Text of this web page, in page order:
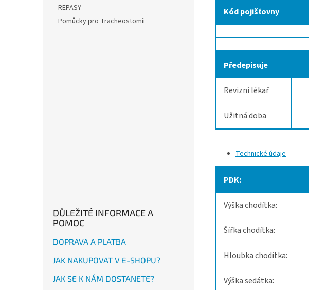
REPASY
Pomůcky pro Tracheostomii
DŮLEŽITÉ INFORMACE A
POMOC
DOPRAVA A PLATBA
JAK NAKUPOVAT V E-SHOPU?
JAK SE K NÁM DOSTANETE?
Kód pojišťovny
Předepisuje
Revizní lékař
Užitná doba
Technické údaje
PDK:
Výška chodítka:
Šířka chodítka:
Hloubka chodítka:
Výška sedátka: